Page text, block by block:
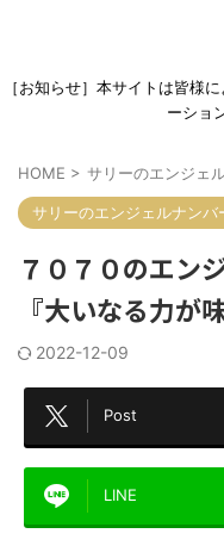
［お知らせ］本サイトは皆様
ーショ
HOME > サリーのエンジェ
サリーのエンジェルナンバ
７０７０のエン
『大いなる力が
2022-12-09
Post
LINE